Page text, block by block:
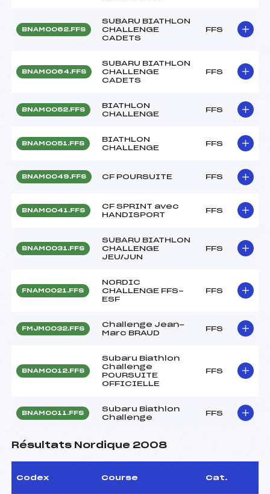
BNAM0062.FFS
SUBARU BIATHLON
CHALLENGE
CADETS
FFS
BNAM0064.FFS
SUBARU BIATHLON
CHALLENGE
CADETS
FFS
BNAM0052.FFS
BIATHLON
CHALLENGE
FFS
BNAM0051.FFS
BIATHLON
CHALLENGE
FFS
BNAM0049.FFS CF POURSUITE FFS
BNAM0041.FFS
CF SPRINT avec
HANDISPORT
FFS
BNAM0031.FFS
SUBARU BIATHLON
CHALLENGE
JEU/JUN
FFS
FNAM0021.FFS
NORDIC
CHALLENGE FFS-
ESF
FFS
FMJM0032.FFS
Challenge Jean-
Marc BRAUD
FFS
BNAM0012.FFS
Subaru Biathlon
Challenge
POURSUITE
OFFICIELLE
FFS
BNAM0011.FFS
Subaru Biathlon
Challenge
FFS
Résultats Nordique 2008
Codex Course Cat.